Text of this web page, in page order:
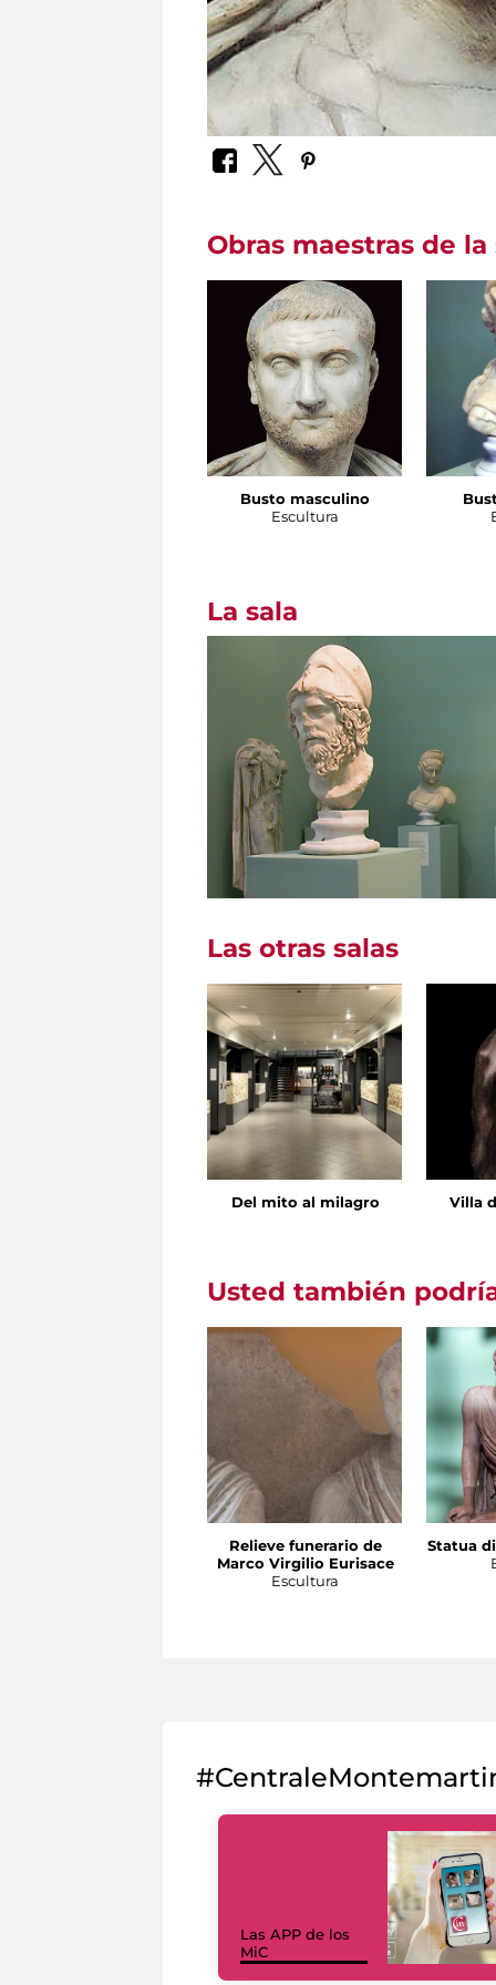
Obras maestras de la
Busto masculino
Escultura
La sala
Las otras salas
Del mito al milagro Villa
Usted también
Relieve funerario de
Marco Virgilio Eurisace
Escultura
Statua
Las APP de los
MiC